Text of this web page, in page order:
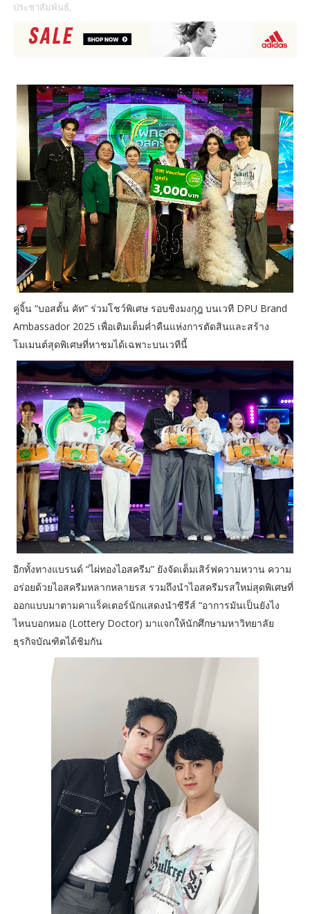
ประชาสัมพันธ์,
คู่จิ้น “บอสตั้น คัท” ร่วมโชว์พิเศษ รอบชิงมงกุฎ บนเวที DPU Brand
Ambassador 2025 เพื่อเติมเต็มค่ำคืนแห่งการตัดสินและสร้าง
โมเมนต์สุดพิเศษที่หาชมได้เฉพาะบนเวทีนี้
อีกทั้งทางแบรนด์ “ไผ่ทองไอสครีม” ยังจัดเต็มเสิร์ฟความหวาน ความ
อร่อยด้วยไอสครีมหลากหลายรส รวมถึงนำไอสครีมรสใหม่สุดพิเศษที่
ออกแบบมาตามคาแร็คเตอร์นักแสดงนำซีรีส์ “อาการมันเป็นยังไง
ไหนบอกหมอ (Lottery Doctor) มาแจกให้นักศึกษามหาวิทยาลัย
ธุรกิจบัณฑิตได้ชิมกัน